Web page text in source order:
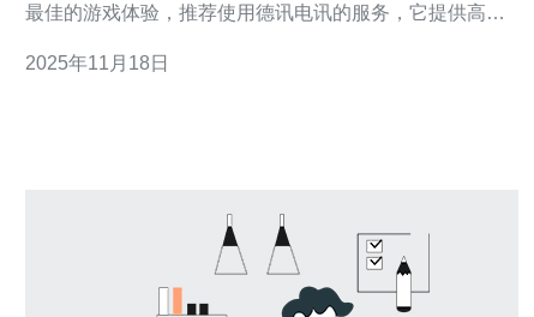
最佳的游戏体验，推荐使用德讯电讯的服务，它提供高性
流畅度。通过合理的配置和优化，玩家可以在越南的游戏
2025年11月18日